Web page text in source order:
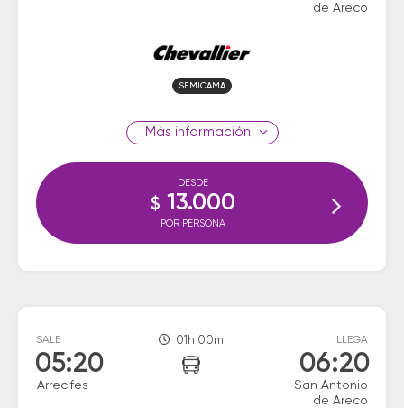
de Areco
SEMICAMA
información
DESDE
$ 13.000
POR PERSONA
SALE
05:20
Arrecifes
01h 00m LLEGA
06:20
San Antonio
de Areco